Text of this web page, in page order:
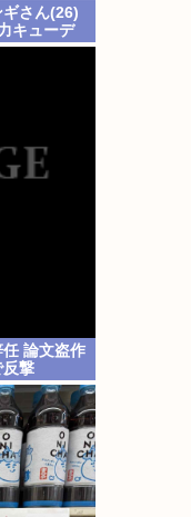
ギさん(26)
キューデ
論文盗作
反撃